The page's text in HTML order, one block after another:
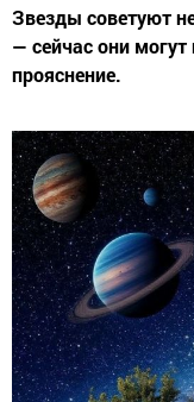
Звезды советуют
— сейчас они
прояснение.